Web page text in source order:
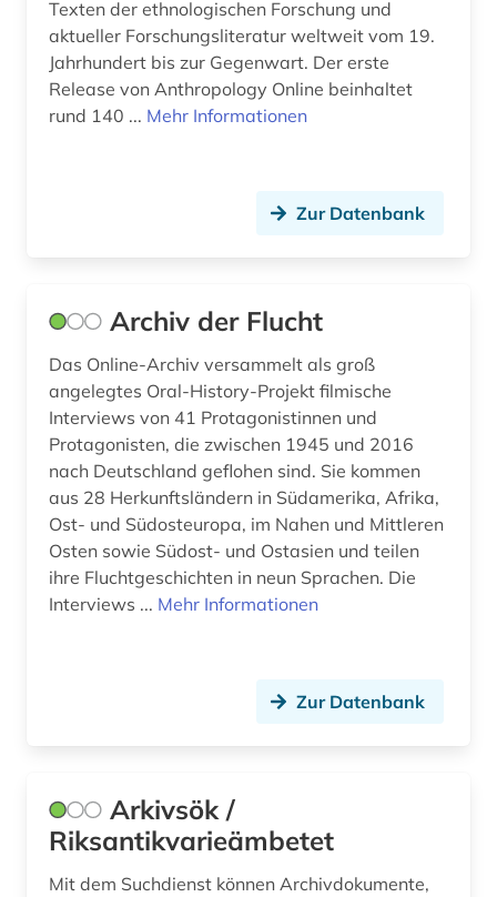
germanen (1)
germanische altertumskunde (1)
geschichte 1600-1900 (1)
geschlechterforschung (1)
gesellschaft (1)
globales lernen (1)
gotland (1)
grammatik (1)
griechenland (1)
großbritannien (1)
halle (saale) (1)
hampartsoum (1)
handschrift (3)
Texten der ethnologischen Forschung und
aktueller Forschungsliteratur weltweit vom 19.
Jahrhundert bis zur Gegenwart. Der erste
Release von Anthropology Online beinhaltet
rund 140 ... Mehr Informationen
Zur Datenbank
Archiv der Flucht
Das Online-Archiv versammelt als groß
angelegtes Oral-History-Projekt filmische
Interviews von 41 Protagonistinnen und
Protagonisten, die zwischen 1945 und 2016
nach Deutschland geflohen sind. Sie kommen
aus 28 Herkunftsländern in Südamerika, Afrika,
Ost- und Südosteuropa, im Nahen und Mittleren
Osten sowie Südost- und Ostasien und teilen
ihre Fluchtgeschichten in neun Sprachen. Die
Interviews ... Mehr Informationen
Zur Datenbank
Arkivsök /
Riksantikvarieämbetet
Mit dem Suchdienst können Archivdokumente,